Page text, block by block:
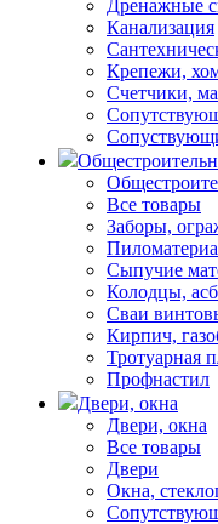
Дренажные
Канализация
Крепежи,
Счетчики,
Все товары
Заборы,
Сыпучие
Колодцы,
Сваи
Кирпич,
Тротуарная
Профнастил
Двери, окна
Двери, окна
Все товары
Двери
Окна,